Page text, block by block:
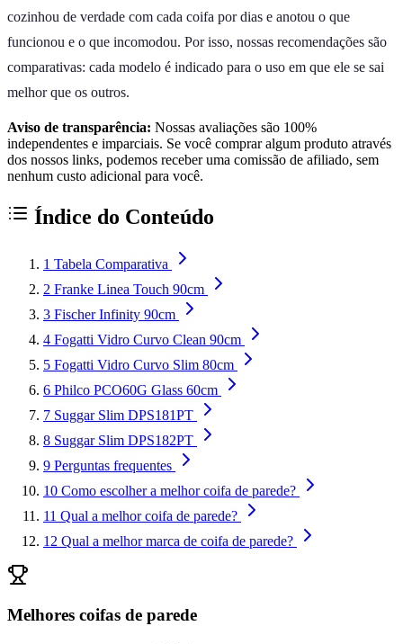
cozinhou de verdade com cada coifa por dias e anotou o que
funcionou e o que incomodou. Por isso, nossas recomendações são
comparativas: cada modelo é indicado para o uso em que ele se sai
melhor que os outros.
Aviso de transparência: Nossas avaliações são 100%
independentes e imparciais. Se você comprar algum produto através
dos nossos links, podemos receber uma comissão de afiliado, sem
nenhum custo adicional para você.
Índice do Conteúdo
1 Tabela Comparativa
2 Franke Linea Touch 90cm
3 Fischer Infinity 90cm
4 Fogatti Vidro Curvo Clean 90cm
5 Fogatti Vidro Curvo Slim 80cm
6 Philco PCO60G Glass 60cm
7 Suggar Slim DPS181PT
8 Suggar Slim DPS182PT
9 Perguntas frequentes
10 Como escolher a melhor coifa de parede?
11 Qual a melhor coifa de parede?
12 Qual a melhor marca de coifa de parede?
Melhores coifas de parede